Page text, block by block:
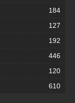
184
127
192
446
120
610